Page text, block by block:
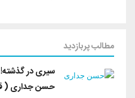
مطالب پربازدید
سیری در
حسن جداری (